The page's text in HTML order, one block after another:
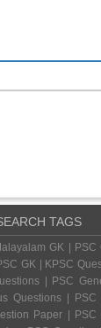
TAGS
GK | PSC
GK | KPSC
| PSC
Questions |
Paper |